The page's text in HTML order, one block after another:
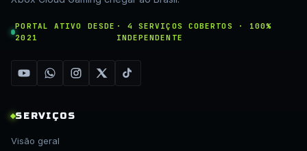
PORTAL ATIVO DESDE
2021
· 4 SERVIÇOS COBERTOS · 100%
INDEPENDENTE
SERVIÇOS
Visão geral